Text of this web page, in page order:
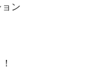
ン